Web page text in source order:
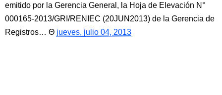
emitido por la Gerencia General, la Hoja de Elevación N°
000165-2013/GRI/RENIEC (20JUN2013) de la Gerencia de
Registros…
jueves, julio 04, 2013